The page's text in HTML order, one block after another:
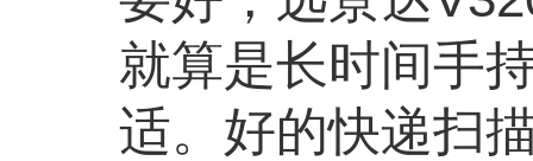
就算是长时间手
适。好的快递扫